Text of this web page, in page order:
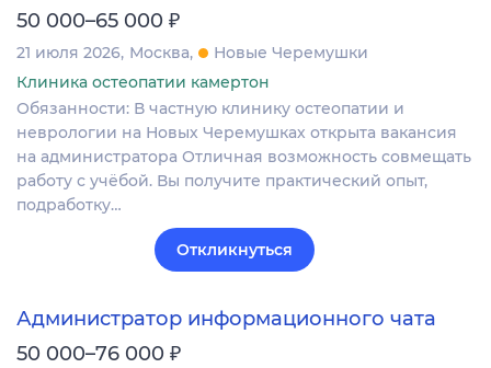
50 000–65 000 ₽
21 июля 2026 Москва
Новые Черемушки
Клиника остеопатии камертон
Обязанности: В частную клинику остеопатии и
неврологии на Новых Черемушках открыта вакансия
на администратора Отличная возможность совмещать
работу с учёбой. Вы получите практический опыт,
подработку…
Откликнуться
Администратор информационного чата
50 000–76 000 ₽